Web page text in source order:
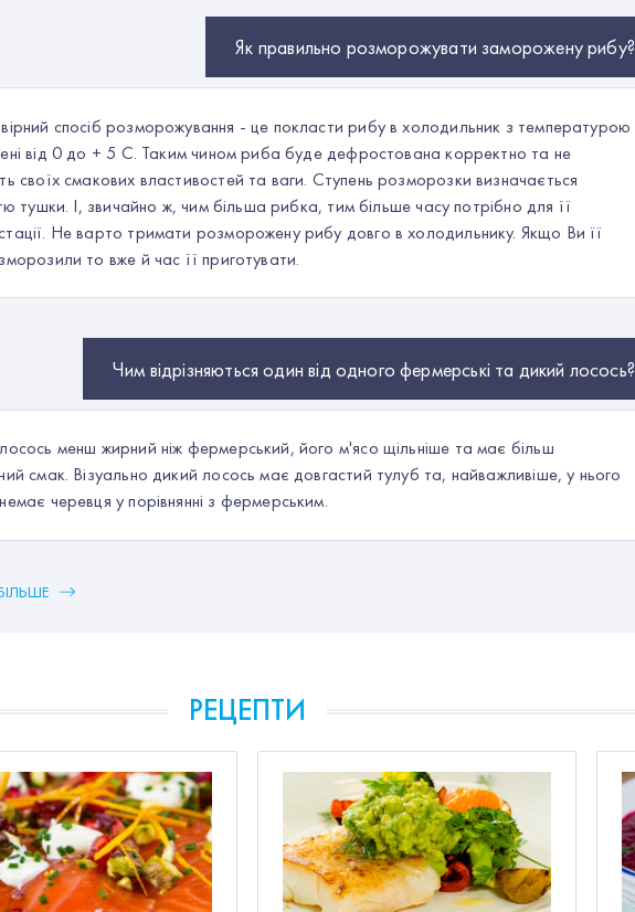
Як правильно розморожувати заморожену рибу?
спосіб розморожування - це покласти рибу в холодильник з температурою
від 0 до + 5 С. Таким чином риба буде дефростована корректно та не
своїх смакових властивостей та ваги. Ступень розморозки визначається
тушки. І, звичайно ж, чим більша рибка, тим більше часу потрібно для її
Не варто тримати розморожену рибу довго в холодильнику. Якщо Ви її
то вже й час її приготувати.
Чим відрізняються один від одного фермерські та дикий лосось?
менш жирний ніж фермерський, його м'ясо щільніше та має більш
смак. Візуально дикий лосось має довгастий тулуб та, найважливіше, у нього
черевця у порівнянні з фермерським.
РЕЦЕПТИ